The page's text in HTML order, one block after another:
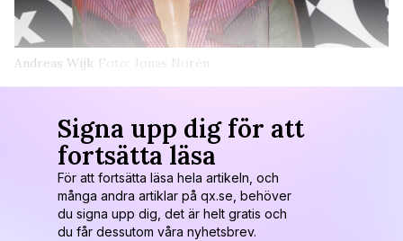
Andreas Wijk Foto: Jonas Norén
Signa upp dig för att
fortsätta läsa
För att fortsätta läsa hela artikeln, och
många andra artiklar på qx.se, behöver
du signa upp dig, det är helt gratis och
du får dessutom våra nyhetsbrev.